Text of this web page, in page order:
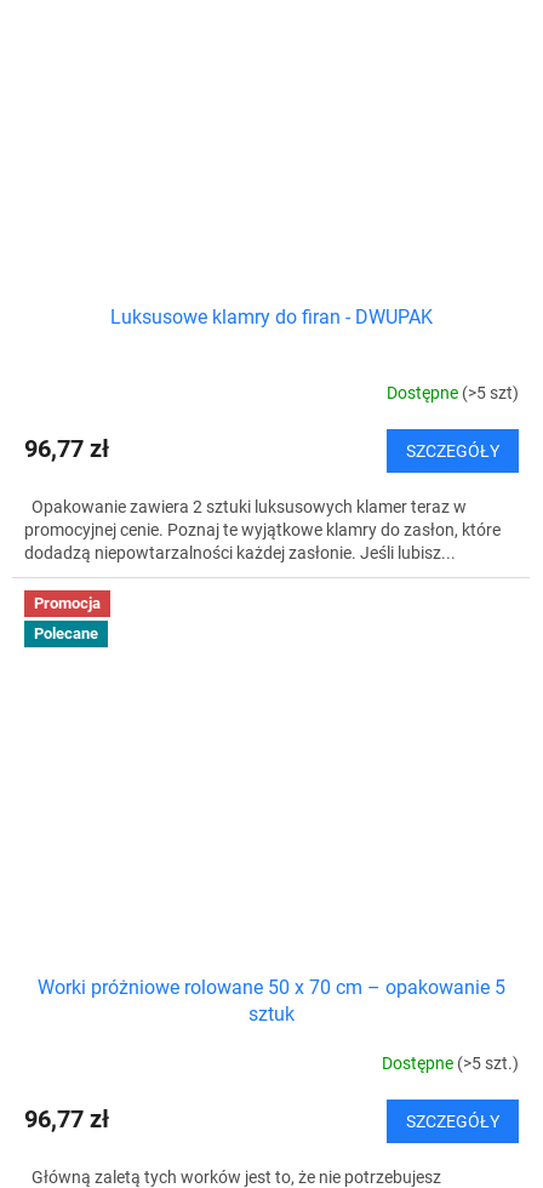
Luksusowe klamry do firan - DWUPAK
Dostępne (>5 szt)
96,77 zł SZCZEGÓŁY
Opakowanie zawiera 2 sztuki luksusowych klamer teraz w
promocyjnej cenie. Poznaj te wyjątkowe klamry do zasłon, które
dodadzą niepowtarzalności każdej zasłonie. Jeśli lubisz...
Promocja
Polecane
Worki próżniowe rolowane 50 x 70 cm – opakowanie 5
sztuk
Dostępne (>5 szt.)
96,77 zł SZCZEGÓŁY
Główną zaletą tych worków jest to, że nie potrzebujesz